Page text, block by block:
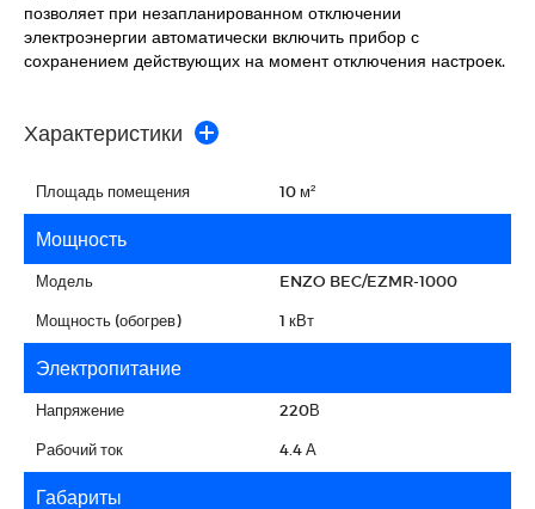
позволяет при незапланированном отключении
электроэнергии автоматически включить прибор с
сохранением действующих на момент отключения настроек.
Характеристики
Площадь помещения 10 м²
Мощность
Модель ENZO BEC/EZMR-1000
Мощность (обогрев) 1 кВт
Электропитание
Напряжение 220В
Рабочий ток 4.4 А
Габариты